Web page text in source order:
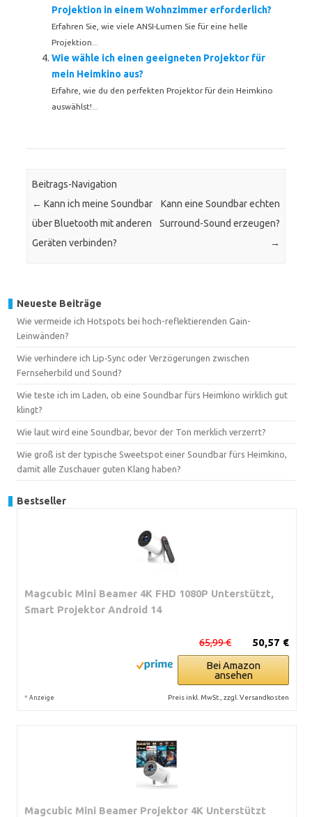
Projektion in einem Wohnzimmer erforderlich?
Erfahren Sie, wie viele ANSI-Lumen Sie für eine helle
Projektion...
Wie wähle ich einen geeigneten Projektor für
mein Heimkino aus?
Erfahre, wie du den perfekten Projektor für dein Heimkino
auswählst!...
Beitrags-Navigation
← Kann ich meine Soundbar
über Bluetooth mit anderen
Geräten verbinden?
Kann eine Soundbar echten
Surround-Sound erzeugen?
→
Neueste Beiträge
Wie vermeide ich Hotspots bei hoch-reflektierenden Gain-
Leinwänden?
Wie verhindere ich Lip‑Sync oder Verzögerungen zwischen
Fernseherbild und Sound?
Wie teste ich im Laden, ob eine Soundbar fürs Heimkino wirklich gut
klingt?
Wie laut wird eine Soundbar, bevor der Ton merklich verzerrt?
Wie groß ist der typische Sweetspot einer Soundbar fürs Heimkino,
damit alle Zuschauer guten Klang haben?
Bestseller
Magcubic Mini Beamer 4K FHD 1080P Unterstützt,
Smart Projektor Android 14
50,57 €
65,99 €
Bei Amazon
ansehen
* Anzeige Preis inkl. MwSt., zzgl. Versandkosten
Magcubic Mini Beamer Projektor 4K Unterstützt